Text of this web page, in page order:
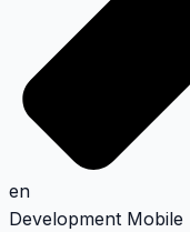
en
Development Mobile